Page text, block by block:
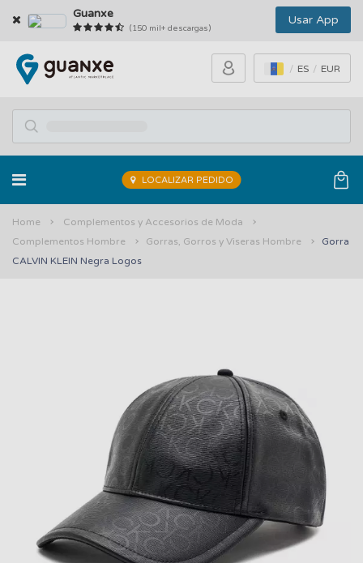
Guanxe
(150 mil+ descargas)
Usar App
ES EUR
LOCALIZAR PEDIDO
Home
Complementos y Accesorios de Moda
Complementos Hombre
Gorras, Gorros y Viseras Hombre
Gorra
CALVIN KLEIN Negra Logos